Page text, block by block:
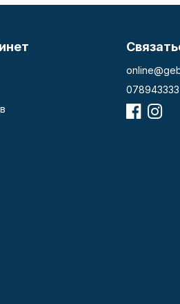
078943333